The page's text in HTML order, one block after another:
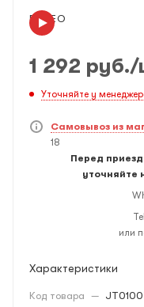
ВИДЕО
1 292 руб./
Уточняйте у
Самовывоз из
18
Перед
уточняйте
или
Характеристики
Код товара —